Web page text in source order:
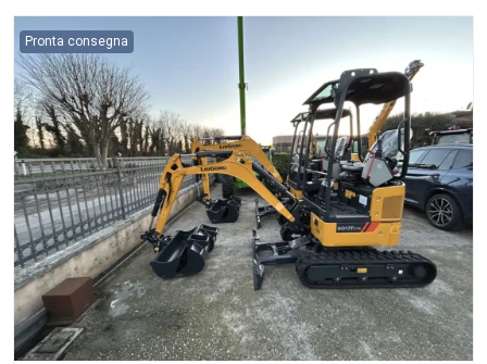
Pronta consegna